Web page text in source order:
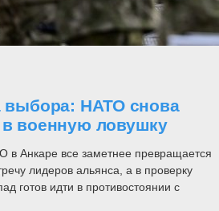
выбора: НАТО снова
в военную ловушку
Анкаре все заметнее превращается
лидеров альянса, а в проверку
готов идти в противостоянии с